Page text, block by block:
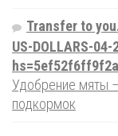
Transfer to
US-DOLLARS-04-
Удобрение мяты
подкормок